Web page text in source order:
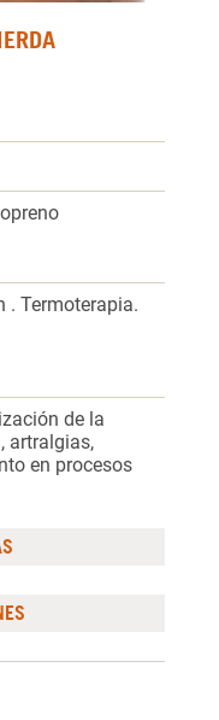
. Termoterapia.
de la
artralgias,
en procesos